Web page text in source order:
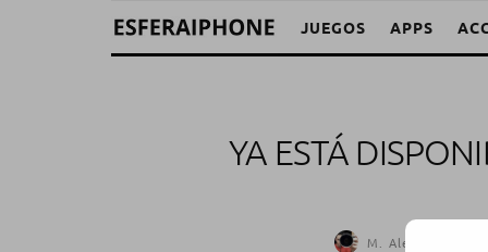
JUEGOS APPS
YA ESTÁ
M. Alejandro W.